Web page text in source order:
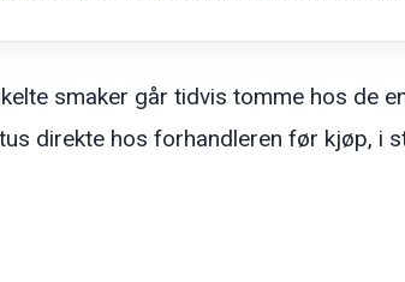
smaker går tidvis tomme hos de
direkte hos forhandleren før kjøp, i